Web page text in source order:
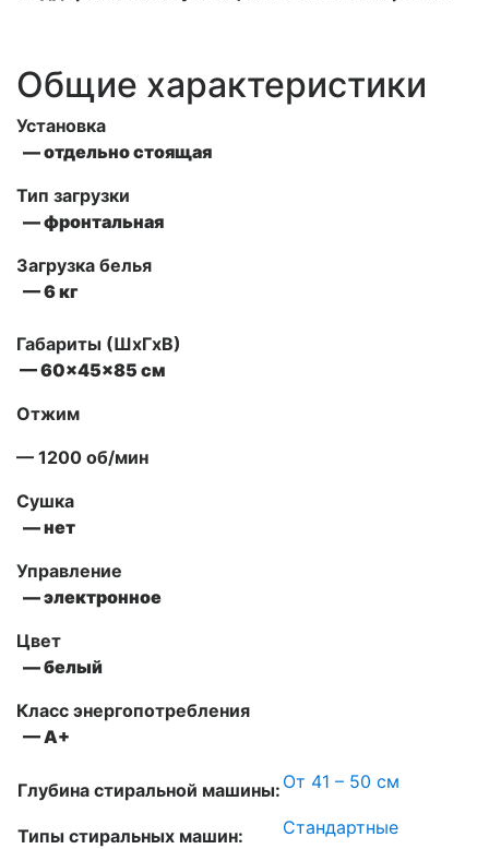
Общие характеристики
Установка
— отдельно стоящая
Тип загрузки
— фронтальная
Загрузка белья
— 6 кг
Габариты (ШxГxВ)
— 60x45x85 см
Отжим
— 1200 об/мин
Сушка
— нет
Управление
— электронное
Цвет
— белый
Класс энергопотребления
— А+
Глубина стиральной машины: От 41 – 50 см
Типы стиральных машин: Стандартные